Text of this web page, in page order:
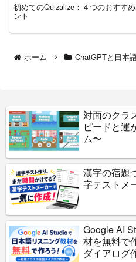
初めてのQuizalize：４つのおすす
ント
ホーム ChatGPTと日本
対面のクラ
ピードと運
ム〜
漢字の宿題
字テストメ
Google AI
材を無料で
ダイアログ